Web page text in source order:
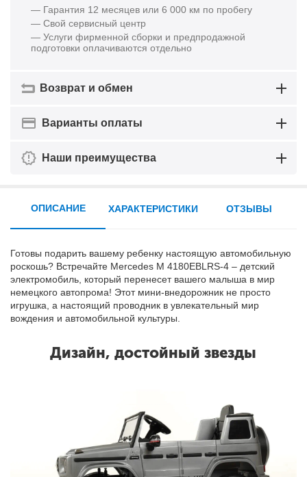
— Гарантия 12 месяцев или 6 000 км по пробегу
— Свой сервисный центр
— Услуги фирменной сборки и предпродажной
подготовки оплачиваются отдельно
Возврат и обмен
Варианты оплаты
Наши преимущества
ОПИСАНИЕ
Готовы подарить вашему ребенку настоящую автомобильную
роскошь? Встречайте Mercedes M 4180EBLRS-4 – детский
электромобиль, который перенесет вашего малыша в мир
немецкого автопрома! Этот мини-внедорожник не просто
игрушка, а настоящий проводник в увлекательный мир
вождения и автомобильной культуры.
Дизайн, достойный звезды
ХАРАКТЕРИСТИКИ ОТЗЫВЫ